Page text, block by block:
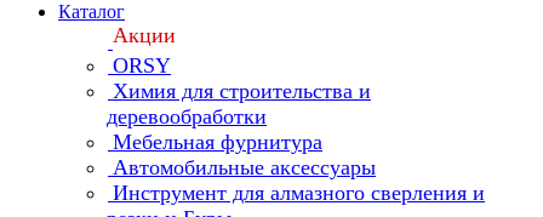
Каталог
Акции
ORSY
Химия для строительства и
деревообработки
Мебельная фурнитура
Автомобильные аксессуары
Инструмент для алмазного сверления и